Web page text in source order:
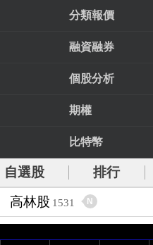
分類報價
融資融券
個股分析
期權
比特幣
自選股 排行
高林股 1531 N